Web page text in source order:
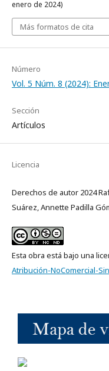
enero de 2024)
Más formatos de cita
Número
Vol. 5 Núm. 8 (2024):
Sección
Artículos
Licencia
Derechos de autor 2024
Suárez, Annette Padilla
Esta obra está bajo una
Atribución-NoComercial-